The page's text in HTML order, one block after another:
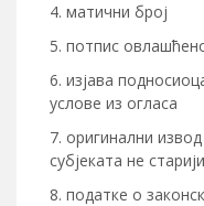
матични број
потпис
изјава
услове из огласа
оригинални
субјеката не
податке о